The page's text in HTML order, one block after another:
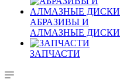
АБРАЗИВЫ И
АЛМАЗНЫЕ ДИСКИ
ЗАПЧАСТИ